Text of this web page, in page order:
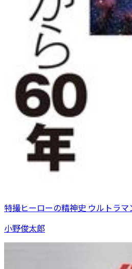
特撮ヒーローの精神史 ウルトラマ
小野俊太郎